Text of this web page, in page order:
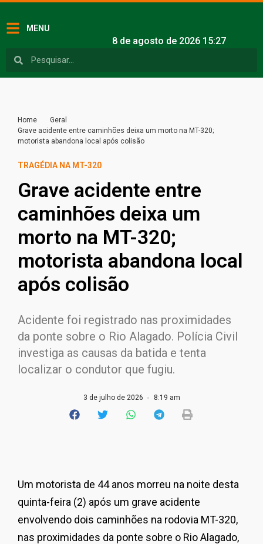
MENU
8 de agosto de 2026 15:27
Home
Geral
Grave acidente entre caminhões deixa um morto na MT-320;
motorista abandona local após colisão
TRAGÉDIA NA MT-320
Grave acidente entre
caminhões deixa um
morto na MT-320;
motorista abandona local
após colisão
Acidente foi registrado nas proximidades
da ponte sobre o Rio Alagado. Polícia Civil
investiga as causas da batida e tenta
localizar o condutor que fugiu.
3 de julho de 2026 8:19 am
Um motorista de 44 anos morreu na noite desta
quinta-feira (2) após um grave acidente
envolvendo dois caminhões na rodovia MT-320,
nas proximidades da ponte sobre o Rio Alagado,